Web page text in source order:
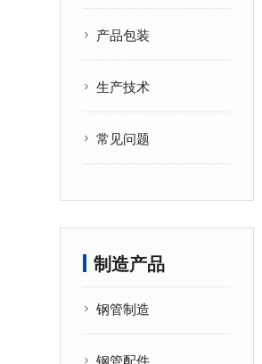
产品包装
生产技术
常见问题
制造产品
钢管制造